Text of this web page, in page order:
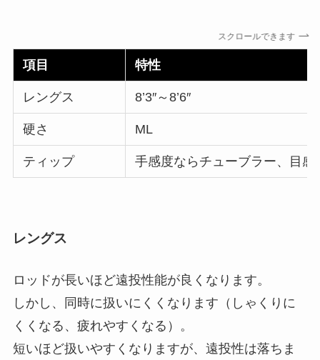
スクロールできます
項目 特性
レングス 8’3″～8’6″
硬さ ML
ティップ 手感度ならチューブラー、目感
レングス
ロッドが長いほど遠投性能が良くなります。
しかし、同時に扱いにくくなります（しゃくりに
くくなる、疲れやすくなる）。
短いほど扱いやすくなりますが、遠投性は落ちま